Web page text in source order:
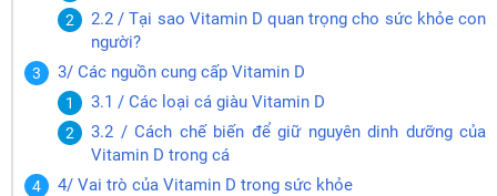
2.2 / Tại sao Vitamin D quan trọng cho sức khỏe con
người?
3/ Các nguồn cung cấp Vitamin D
3.1 / Các loại cá giàu Vitamin D
3.2 / Cách chế biến để giữ nguyên dinh dưỡng của
Vitamin D trong cá
4/ Vai trò của Vitamin D trong sức khỏe